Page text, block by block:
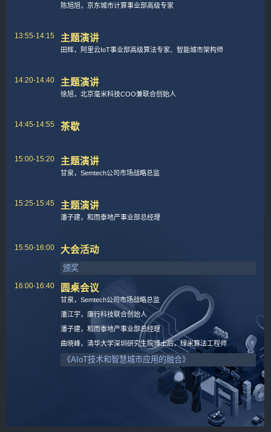
陈旭旭，京东城市计算事业部高级专家
13:55-14:15 主题演讲
田辉，阿里云IoT事业部高级算法专家、智能城市架构师
14:20-14:40 主题演讲
徐旭，北京毫米科技COO兼联合创始人
14:45-14:55 茶歇
15:00-15:20 主题演讲
甘泉，Semtech公司市场战略总监
15:25-15:45 主题演讲
潘子建，和而泰地产事业部总经理
15:50-16:00 大会活动
颁奖
16:00-16:40 圆桌会议
甘泉，Semtech公司市场战略总监
潘江宇，康行科技联合创始人
潘子建，和而泰地产事业部总经理
曲晓峰，清华大学深圳研究生院博士后，绿米算法工程师
《AIoT技术和智慧城市应用的融合》